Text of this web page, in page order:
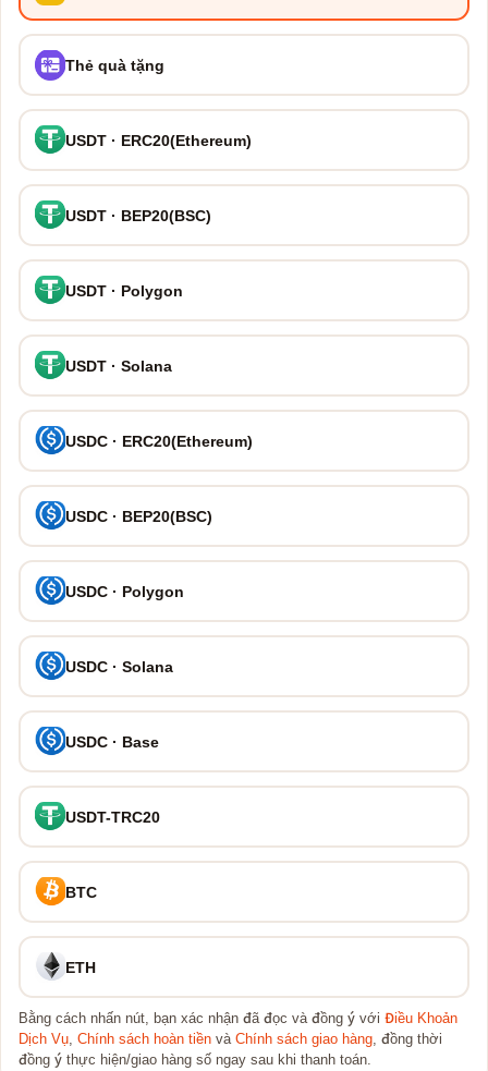
Thẻ quà tặng
USDT · ERC20(Ethereum)
USDT · BEP20(BSC)
USDT · Polygon
USDT · Solana
USDC · ERC20(Ethereum)
USDC · BEP20(BSC)
USDC · Polygon
USDC · Solana
USDC · Base
USDT-TRC20
BTC
ETH
Bằng cách nhấn nút, bạn xác nhận đã đọc và đồng ý với Điều Khoản
Dịch Vụ, Chính sách hoàn tiền và Chính sách giao hàng, đồng thời
đồng ý thực hiện/giao hàng số ngay sau khi thanh toán.